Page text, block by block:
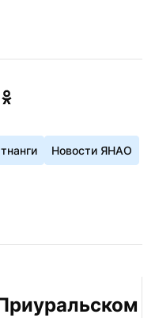
Новости ЯНАО